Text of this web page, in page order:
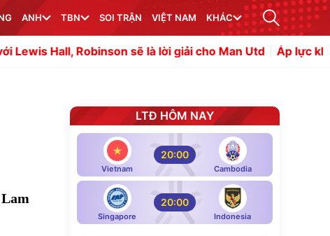
ANH TBN SOI TRẬN VIỆT NAM KHÁC
sẽ là lời giải cho Man Utd Áp lực khổng lồ chờ
LTĐ HÔM NAY
Vietnam
20:00
Cambodia
Singapore
20:00
Indonesia